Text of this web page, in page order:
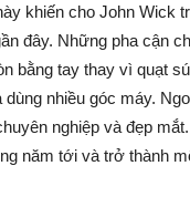
khiến cho John Wick
đây. Những pha cận
bằng tay thay vì quạt
nhiều góc máy.
nghiệp và đẹp
năm tới và trở thành